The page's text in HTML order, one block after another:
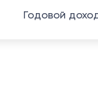
Годовой